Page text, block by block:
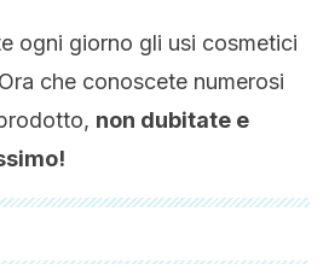
ogni giorno gli usi cosmetici
che conoscete numerosi
non dubitate e